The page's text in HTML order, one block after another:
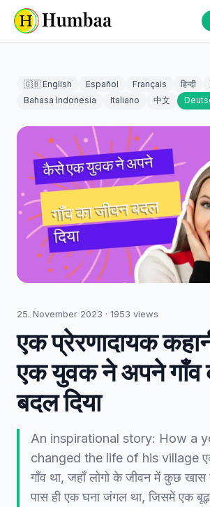
🇬🇧 English Español Français हिन्दी
Bahasa Indonesia
Italiano 中文
25. November 2023 · 1953 views
एक प्रेरणादायक
एक युवक ने अपने गाँव
बदल दिया
An inspirational story: How a
changed the life of his village एक
गाँव था, जहाँ लोगो के जीवन में कुछ खास
पास ही एक घना जंगल था, जिसमें एक